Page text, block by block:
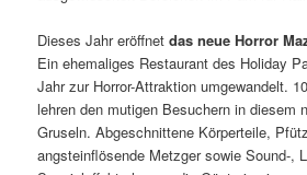
Dieses Jahr eröffnetdas neue Horror
Ein ehemaliges Restaurant des Holiday
Jahr zur Horror-Attraktion umgewandelt.
lehren den mutigen Besuchern in diesem
Gruseln. Abgeschnittene Körperteile,
angsteinflösende Metzger sowie Sound-,